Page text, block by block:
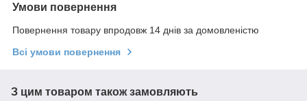
Умови повернення
Повернення товару впродовж 14 днів за домовленістю
Всі умови повернення
З цим товаром також замовляють